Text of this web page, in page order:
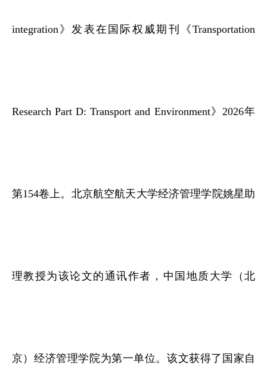
integration》发表在国际权威期刊《Transportation
Research Part D: Transport and Environment》2026年
第154卷上。北京航空航天大学经济管理学院姚星助
理教授为该论文的通讯作者，中国地质大学（北
京）经济管理学院为第一单位。该文获得了国家自